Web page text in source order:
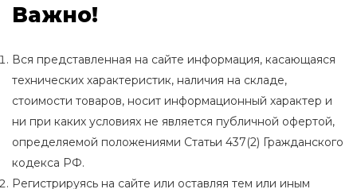
Важно!
Вся представленная на сайте информация, касающаяся
технических характеристик, наличия на складе,
стоимости товаров, носит информационный характер и
ни при каких условиях не является публичной офертой,
определяемой положениями Статьи 437(2) Гражданского
кодекса РФ.
Регистрируясь на сайте или оставляя тем или иным